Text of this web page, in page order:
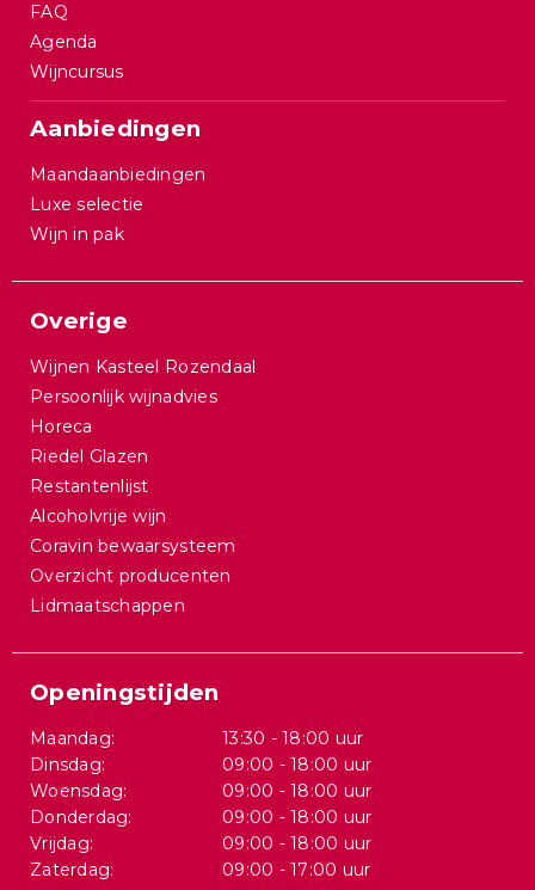
FAQ
Agenda
Wijncursus
Aanbiedingen
Maandaanbiedingen
Luxe selectie
Wijn in pak
Overige
Wijnen Kasteel Rozendaal
Persoonlijk wijnadvies
Horeca
Riedel Glazen
Restantenlijst
Alcoholvrije wijn
Coravin bewaarsysteem
Overzicht producenten
Lidmaatschappen
Openingstijden
Maandag:
13:30 - 18:00 uur
Dinsdag:
09:00 - 18:00 uur
Woensdag:
09:00 - 18:00 uur
Donderdag:
09:00 - 18:00 uur
Vrijdag:
09:00 - 18:00 uur
Zaterdag:
09:00 - 17:00 uur